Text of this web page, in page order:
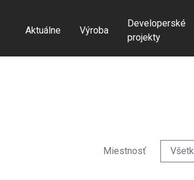
Aktuálne Výroba
Developerské
projekty
Miestnosť